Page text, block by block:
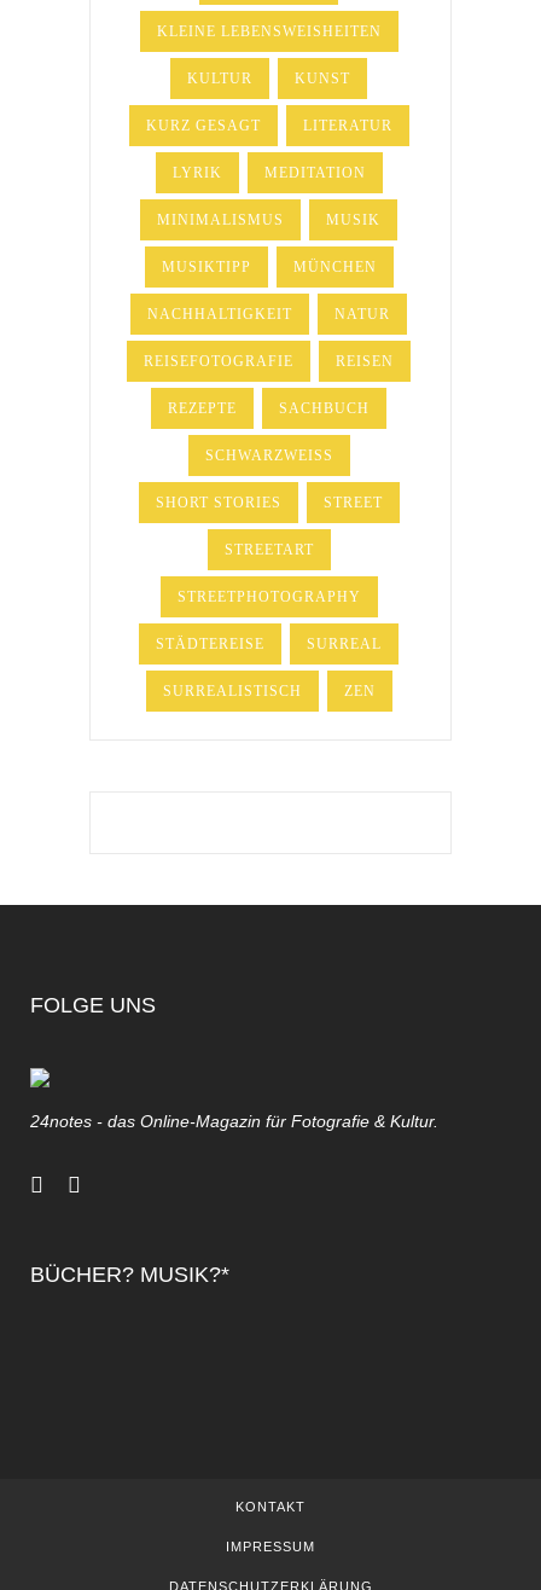
KLEINE LEBENSWEISHEITEN
KULTUR KUNST
KURZ GESAGT LITERATUR
LYRIK MEDITATION
MINIMALISMUS MUSIK
MUSIKTIPP MÜNCHEN
NACHHALTIGKEIT NATUR
REISEFOTOGRAFIE REISEN
REZEPTE SACHBUCH
SCHWARZWEISS
SHORT STORIES STREET
STREETART
STREETPHOTOGRAPHY
STÄDTEREISE SURREAL
SURREALISTISCH ZEN
FOLGE UNS
24notes - das Online-Magazin für Fotografie & Kultur.
BÜCHER? MUSIK?*
KONTAKT
IMPRESSUM
DATENSCHUTZERKLÄRUNG